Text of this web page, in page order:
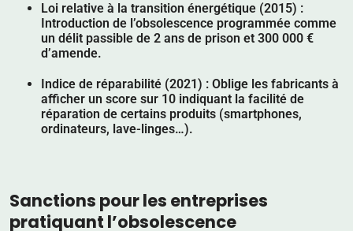
Loi relative à la transition énergétique (2015) :
Introduction de l’obsolescence programmée comme
un délit passible de 2 ans de prison et 300 000 €
d’amende.
Indice de réparabilité (2021) : Oblige les fabricants à
afficher un score sur 10 indiquant la facilité de
réparation de certains produits (smartphones,
ordinateurs, lave-linges…).
Sanctions pour les entreprises
pratiquant l’obsolescence